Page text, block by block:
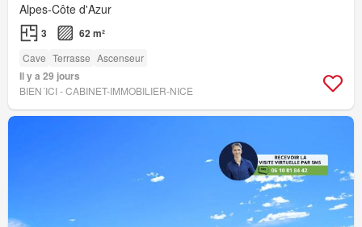
Alpes-Côte d'Azur
3 62 m²
Cave Terrasse Ascenseur
Il y a 29 jours
BIEN´ICI - CABINET-IMMOBILIER-NICE